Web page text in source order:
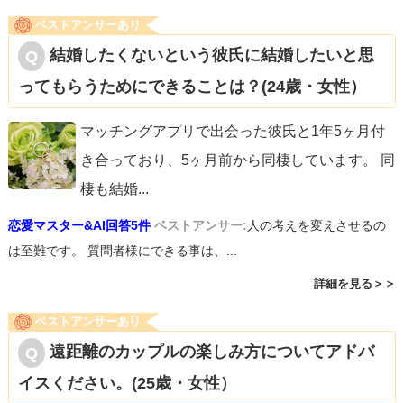
ベストアンサーあり
結婚したくないという彼氏に結婚したいと思
ってもらうためにできることは？(24歳・女性）
マッチングアプリで出会った彼氏と1年5ヶ月付
き合っており、5ヶ月前から同棲しています。 同
棲も結婚...
恋愛マスター&AI回答5件 ベストアンサー:人の考えを変えさせるの
は至難です。 質問者様にできる事は、...
詳細を見る＞＞
ベストアンサーあり
遠距離のカップルの楽しみ方についてアドバ
イスください。(25歳・女性）